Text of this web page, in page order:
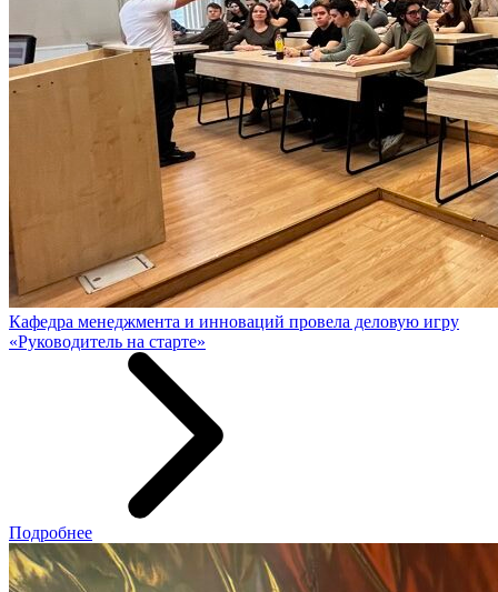
Кафедра менеджмента и инноваций провела деловую игру
«Руководитель на старте»
Подробнее